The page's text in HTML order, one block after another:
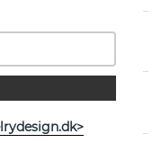
Efva Attling